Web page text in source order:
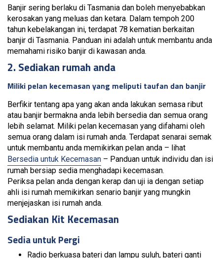
Banjir sering berlaku di Tasmania dan boleh menyebabkan
kerosakan yang meluas dan ketara. Dalam tempoh 200
tahun kebelakangan ini, terdapat 78 kematian berkaitan
banjir di Tasmania. Panduan ini adalah untuk membantu anda
memahami risiko banjir di kawasan anda.
2. Sediakan rumah anda
Miliki pelan kecemasan yang meliputi taufan dan banjir
Berfikir tentang apa yang akan anda lakukan semasa ribut
atau banjir bermakna anda lebih bersedia dan semua orang
lebih selamat. Miliki pelan kecemasan yang difahami oleh
semua orang dalam isi rumah anda. Terdapat senarai semak
untuk membantu anda memikirkan pelan anda – lihat
Bersedia untuk Kecemasan – Panduan untuk individu dan isi
rumah bersiap sedia menghadapi kecemasan.
Periksa pelan anda dengan kerap dan uji ia dengan setiap
ahli isi rumah memikirkan senario banjir yang mungkin
menjejaskan isi rumah anda.
Sediakan Kit Kecemasan
Sedia untuk Pergi
Radio berkuasa bateri dan lampu suluh, bateri ganti